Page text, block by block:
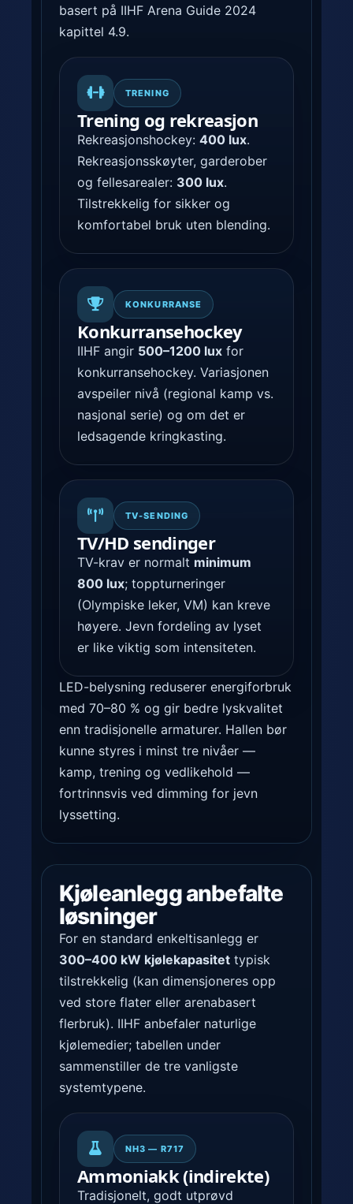
.
,
i
s
e
k
r
c
k
e
y
b
a
n
e
basert på IIHF Arena Guide 2024
kapittel 4.9.
TRENING
Trening og rekreasjon
Rekreasjonshockey: 400 lux.
Rekreasjonsskøyter, garderober
og fellesarealer: 300 lux.
Tilstrekkelig for sikker og
komfortabel bruk uten blending.
KONKURRANSE
Konkurransehockey
IIHF angir 500–1200 lux for
konkurransehockey. Variasjonen
avspeiler nivå (regional kamp vs.
nasjonal serie) og om det er
ledsagende kringkasting.
TV-SENDING
TV/HD sendinger
TV-krav er normalt minimum
800 lux; toppturneringer
(Olympiske leker, VM) kan kreve
høyere. Jevn fordeling av lyset
er like viktig som intensiteten.
LED-belysning reduserer energiforbruk
med 70–80 % og gir bedre lyskvalitet
enn tradisjonelle armaturer. Hallen bør
kunne styres i minst tre nivåer —
kamp, trening og vedlikehold —
fortrinnsvis ved dimming for jevn
lyssetting.
Kjøleanlegg anbefalte
løsninger
For en standard enkeltisanlegg er
300–400 kW kjølekapasitet typisk
tilstrekkelig (kan dimensjoneres opp
ved store flater eller arenabasert
flerbruk). IIHF anbefaler naturlige
kjølemedier; tabellen under
sammenstiller de tre vanligste
systemtypene.
NH3 — R717
Ammoniakk (indirekte)
Tradisjonelt, godt utprøvd